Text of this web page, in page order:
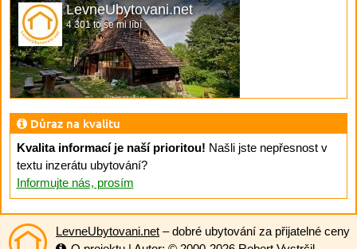
LevneUbytovani.net
4 301 to se mi líbí
Důraz na kvalitu
Kvalita informací je naší prioritou! Našli jste nepřesnost v
textu inzerátu ubytování?
Informujte nás, prosím
LevneUbytovani.net – dobré ubytování za přijatelné ceny